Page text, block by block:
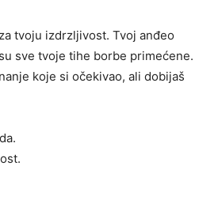
tvoju izdrzljivost. Tvoj anđeo
sve tvoje tihe borbe primećene.
koje si očekivao, ali dobijaš